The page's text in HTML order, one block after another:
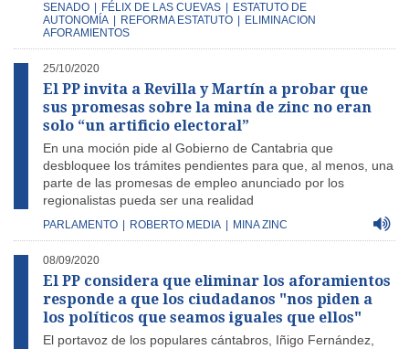
SENADO FÉLIX DE LAS CUEVAS
ESTATUTO DE
AUTONOMÍA
REFORMA ESTATUTO
ELIMINACION
AFORAMIENTOS
25/10/2020
El PP invita a Revilla y Martín a probar que
sus promesas sobre la mina de zinc no eran
solo “un artificio electoral”
En una moción pide al Gobierno de Cantabria que
desbloquee los trámites pendientes para que, al menos, una
parte de las promesas de empleo anunciado por los
regionalistas pueda ser una realidad
PARLAMENTO ROBERTO MEDIA MINA ZINC
08/09/2020
El PP considera que eliminar los aforamientos
responde a que los ciudadanos "nos piden a
los políticos que seamos iguales que ellos"
El portavoz de los populares cántabros, Iñigo Fernández,